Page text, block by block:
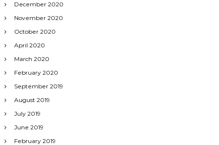
December 2020
November 2020
October 2020
April 2020
March 2020
February 2020
September 2019
August 2019
July 2019
June 2019
February 2019